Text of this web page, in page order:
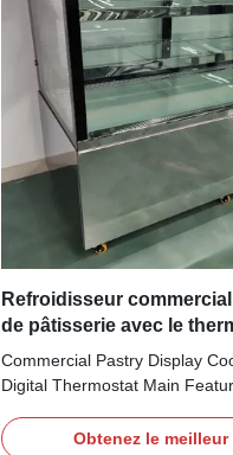
Refroidisseur
de pâtisserie avec le
Dixell Digital
Commercial Pastry Display
Digital Thermostat Main
making it cool down quickly ⇒
Obtenez le